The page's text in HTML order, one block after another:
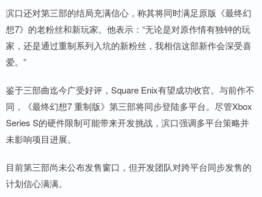
滨口还对第三部的结局充满信心，称其将同时满足原版《最终幻
想7》的老粉丝和新玩家。他表示：“无论是对原作情有独钟的玩
家，还是通过重制系列入坑的新粉丝，我相信这部新作会深受喜
爱。”
鉴于三部曲迄今广受好评，Square Enix有望成功收官。与前作不
同，《最终幻想7 重制版》第三部将同步登陆多平台。尽管Xbox
Series S的硬件限制可能带来开发挑战，滨口强调多平台策略并
未影响项目进展。
目前第三部尚未公布发售窗口，但开发团队对跨平台同步发售的
计划信心满满。